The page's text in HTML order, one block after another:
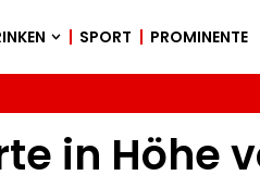
SPORT PROMINENTE
in Höhe